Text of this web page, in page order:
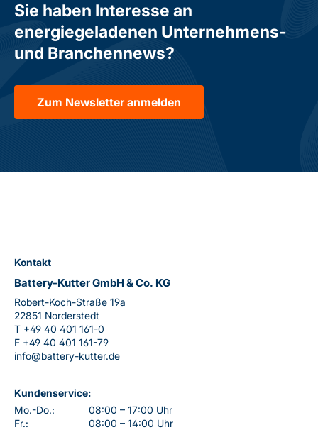
Sie haben Interesse an
energiegeladenen Unternehmens-
und Branchennews?
Zum Newsletter anmelden
Kontakt
Battery-Kutter GmbH & Co. KG
Robert-Koch-Straße 19a
22851 Norderstedt
T +49 40 401 161-0
F +49 40 401 161-79
info@battery-kutter.de
Kundenservice:
Mo.-Do.:
08:00 – 17:00 Uhr
Fr.:
08:00 – 14:00 Uhr